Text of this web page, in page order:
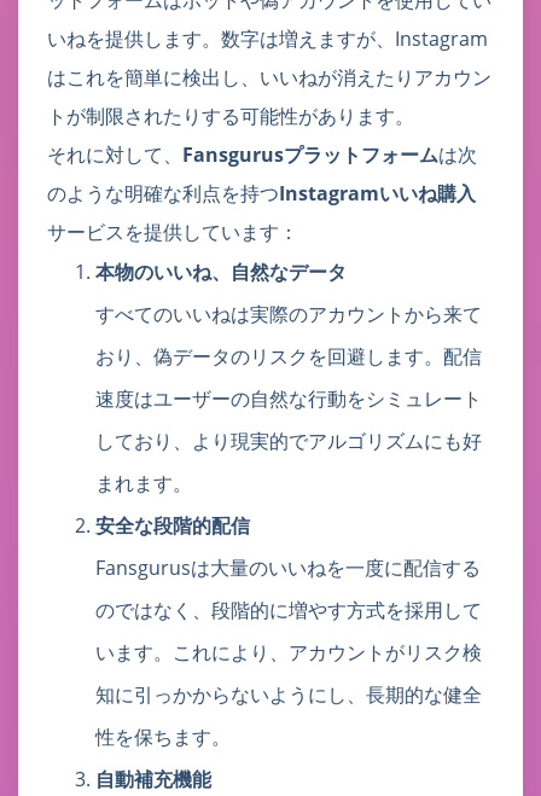
いねを提供します。数字は増えますが、Instagram
はこれを簡単に検出し、いいねが消えたりアカウン
トが制限されたりする可能性があります。
それに対して、 Fansgurusプラットフォームは次
のような明確な利点を持つInstagramいいね購入
サービスを提供しています：
本物のいいね、自然なデータ
すべてのいいねは実際のアカウントから来て
おり、偽データのリスクを回避します。配信
速度はユーザーの自然な行動をシミュレート
しており、より現実的でアルゴリズムにも好
まれます。
安全な段階的配信
Fansgurusは大量のいいねを一度に配信する
のではなく、段階的に増やす方式を採用して
います。これにより、アカウントがリスク検
知に引っかからないようにし、長期的な健全
性を保ちます。
自動補充機能